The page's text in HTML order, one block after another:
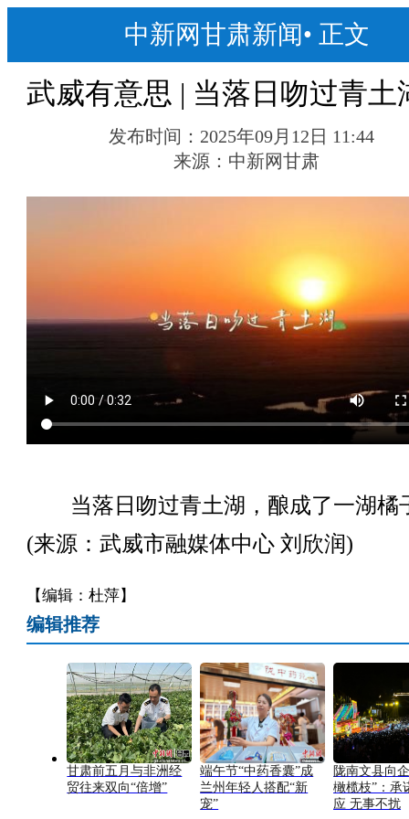
中新网甘肃新闻• 正文
武威有意思 | 当落日吻过青土
发布时间： 2025年09月12日 11:44
来源： 中新网甘肃
当落日吻过青土湖，酿成了一湖橘
(来源：武威市融媒体中心 刘欣润)
【编辑：杜萍】
编辑推荐
甘肃前五月与非洲经
贸往来双向“倍增”
端午节“中药香囊”成
兰州年轻人搭配“新
宠”
陇南文县向
橄榄枝”：承
应 无事不扰